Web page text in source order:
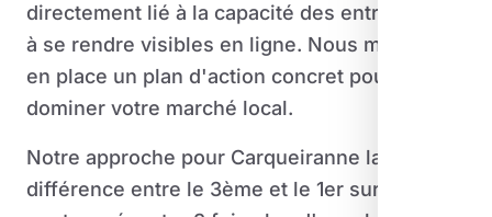
directement lié à la capacité des entreprises
à se rendre visibles en ligne. Nous mettons
en place un plan d'action concret pour
dominer votre marché local.
Notre approche pour Carqueiranne la
différence entre le 3ème et le 1er sur Google